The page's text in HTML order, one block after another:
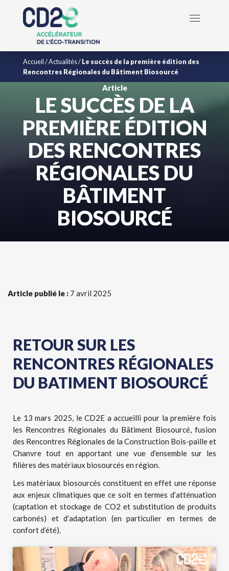
Accueil/Actualités/Le succès de la première édition des
Rencontres Régionales du Bâtiment Biosourcé
Article
LE SUCCÈS DE LA
PREMIÈRE ÉDITION
DES RENCONTRES
RÉGIONALES DU
BÂTIMENT
BIOSOURCÉ
Article publié le : 7 avril 2025
RETOUR SUR LES
RENCONTRES RÉGIONALES
DU BATIMENT BIOSOURCÉ
Le 13 mars 2025, le CD2E a accueilli pour la première fois
les Rencontres Régionales du Bâtiment Biosourcé, fusion
des Rencontres Régionales de la Construction Bois-paille et
Chanvre tout en apportant une vue d’ensemble sur les
filières des matériaux biosourcés en région.
Les matériaux biosourcés constituent en effet une réponse
aux enjeux climatiques que ce soit en termes d’atténuation
(captation et stockage de CO2 et substitution de produits
carbonés) et d’adaptation (en particulier en termes de
confort d’été).